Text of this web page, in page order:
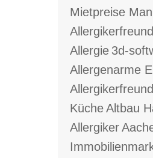
Mietpreise
Allergie 3d-
Allergenarme
KücheAltbau
Allergiker